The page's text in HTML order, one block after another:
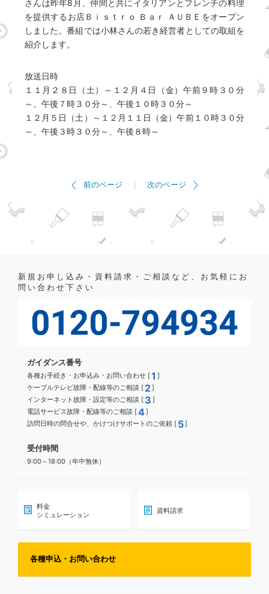
さんは昨年8月、仲間と共にイタリアンとフレンチの料理
を提供するお店Ｂｉｓｔｒｏ Ｂａｒ ＡＵＢＥをオープン
しました。番組では小林さんの若き経営者としての取組を
紹介します。
放送日時
１１月２８日（土）～１２月４日（金）午前９時３０分
～、午後７時３０分～、午後１０時３０分～
１２月５日（土）～１２月１１日（金）午前１０時３０分
～、午後３時３０分～、午後８時～
前のページ 次のページ
新規お申し込み・資料請求・ご相談など、お気軽にお
問い合わせ下さい
ガイダンス番号
各種お手続き・お申込み・お問い合わせ [1 ]
ケーブルテレビ故障・配線等のご相談 [ 2]
インターネット故障・設定等のご相談 [ 3 ]
電話サービス故障・配線等のご相談 [4]
訪問日時の問合せや、かけつけサポートのご依頼 [ 5]
受付時間
9:00～18:00（年中無休）
料金
シミュレーション
資料請求
各種申込・お問い合わせ